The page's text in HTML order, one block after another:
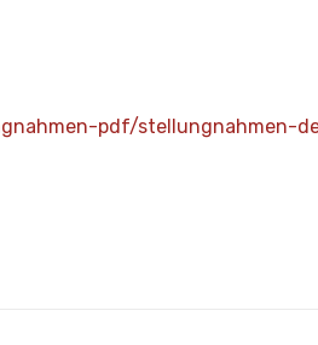
pdf/stellungnahmen-